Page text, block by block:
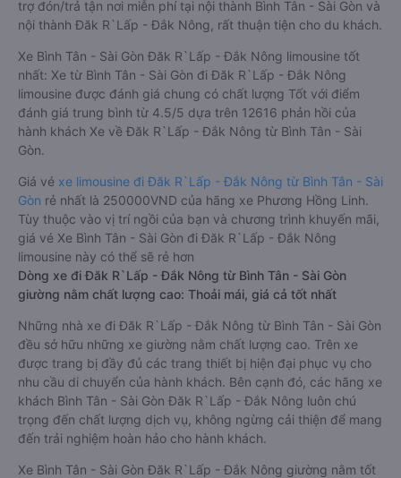
trợ đón/trả tận nơi miễn phí tại nội thành Bình Tân - Sài Gòn và
nội thành Đăk R`Lấp - Đắk Nông, rất thuận tiện cho du khách.
Xe Bình Tân - Sài Gòn Đăk R`Lấp - Đắk Nông limousine tốt
nhất: Xe từ Bình Tân - Sài Gòn đi Đăk R`Lấp - Đắk Nông
limousine được đánh giá chung có chất lượng Tốt với điểm
đánh giá trung bình từ 4.5/5 dựa trên 12616 phản hồi của
hành khách Xe về Đăk R`Lấp - Đắk Nông từ Bình Tân - Sài
Gòn.
Giá vé xe limousine đi Đăk R`Lấp - Đắk Nông từ Bình Tân - Sài
Gòn rẻ nhất là 250000VND của hãng xe Phương Hồng Linh.
Tùy thuộc vào vị trí ngồi của bạn và chương trình khuyến mãi,
giá vé Xe Bình Tân - Sài Gòn đi Đăk R`Lấp - Đắk Nông
limousine này có thể sẽ rẻ hơn
Dòng xe đi Đăk R`Lấp - Đắk Nông từ Bình Tân - Sài Gòn
giường nằm chất lượng cao: Thoải mái, giá cả tốt nhất
Những nhà xe đi Đăk R`Lấp - Đắk Nông từ Bình Tân - Sài Gòn
đều sở hữu những xe giường nằm chất lượng cao. Trên xe
được trang bị đầy đủ các trang thiết bị hiện đại phục vụ cho
nhu cầu di chuyển của hành khách. Bên cạnh đó, các hãng xe
khách Bình Tân - Sài Gòn Đăk R`Lấp - Đắk Nông luôn chú
trọng đến chất lượng dịch vụ, không ngừng cải thiện để mang
đến trải nghiệm hoàn hảo cho hành khách.
Xe Bình Tân - Sài Gòn Đăk R`Lấp - Đắk Nông giường nằm tốt